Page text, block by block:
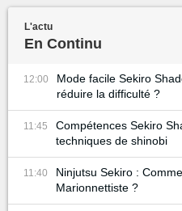
L'actu
En Continu
12:00
Mode facile Sekiro
réduire la difficulté ?
11:45
Compétences Sekiro
techniques de shinobi
11:40
Ninjutsu Sekiro :
Marionnettiste ?